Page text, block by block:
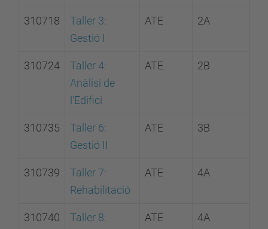
310718
Taller 3:
Gestió I
ATE 2A
310724
Taller 4:
Anàlisi de
l'Edifici
ATE 2B
310735
Taller 6:
Gestió II
ATE 3B
310739
Taller 7:
Rehabilitació
ATE 4A
310740
Taller 8:
ATE 4A